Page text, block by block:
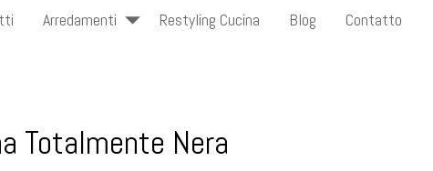
Arredamenti Restyling Cucina Blog Contatto
Totalmente Nera